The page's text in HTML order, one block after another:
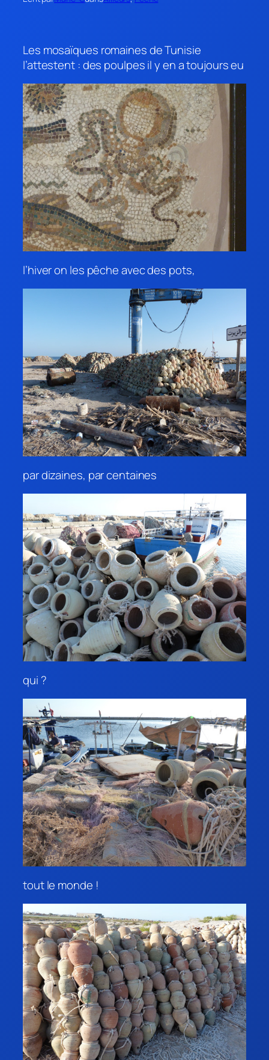
Les mosaïques romaines de Tunisie
l’attestent : des poulpes il y en a toujours eu
l’hiver on les pêche avec des pots,
par dizaines, par centaines
qui ?
tout le monde !